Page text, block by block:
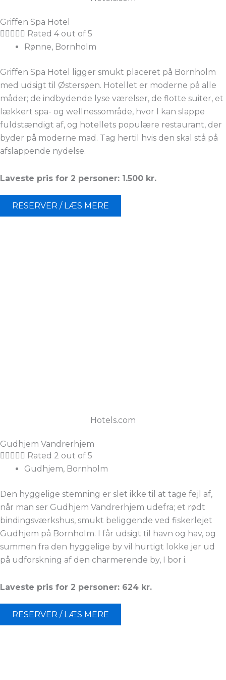
Griffen Spa Hotel
 Rated 4 out of 5
Rønne, Bornholm
Griffen Spa Hotel ligger smukt placeret på Bornholm
med udsigt til Østersøen. Hotellet er moderne på alle
måder; de indbydende lyse værelser, de flotte suiter, et
lækkert spa- og wellnessområde, hvor I kan slappe
fuldstændigt af, og hotellets populære restaurant, der
byder på moderne mad. Tag hertil hvis den skal stå på
afslappende nydelse.
Laveste pris for 2 personer: 1.500 kr.
RESERVER / LÆS MERE
Hotels.com
Gudhjem Vandrerhjem
 Rated 2 out of 5
Gudhjem, Bornholm
Den hyggelige stemning er slet ikke til at tage fejl af,
når man ser Gudhjem Vandrerhjem udefra; et rødt
bindingsværkshus, smukt beliggende ved fiskerlejet
Gudhjem på Bornholm. I får udsigt til havn og hav, og
summen fra den hyggelige by vil hurtigt lokke jer ud
på udforskning af den charmerende by, I bor i.
Laveste pris for 2 personer: 624 kr.
RESERVER / LÆS MERE